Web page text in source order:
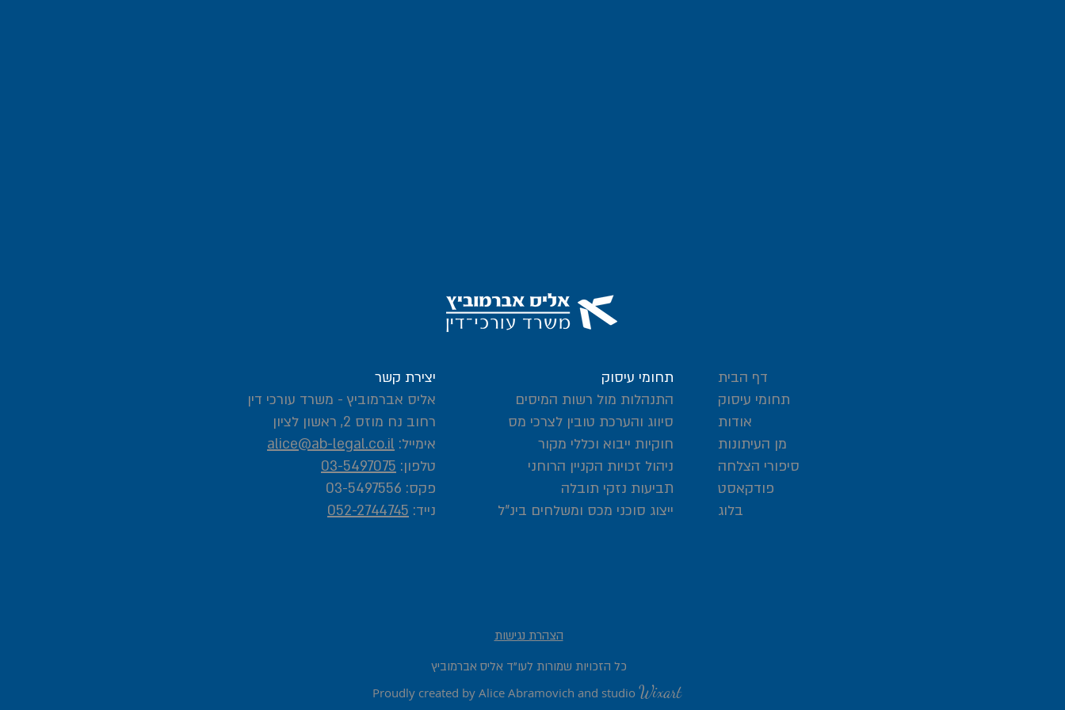
יצירת קשר
אליס אברמוביץ - משרד עורכי דין
רחוב נח מוזס 2, ראשון לציון
אימייל: alice@ab-legal.co.il
טלפון: 03-5497075
פקס: 03-5497556
נייד: 052-2744745
תחומי עיסוק
התנהלות מול רשות המיסים
סיווג והערכת טובין לצרכי מס
חוקיות ייבוא וכללי מקור
ניהול זכויות הקניין הרוחני
תביעות נזקי תובלה
ייצוג סוכני מכס ומשלחים בינ"ל
דף הבית
תחומי עיסוק
אודות
מן העיתונות
סיפורי הצלחה
פודקאסט
בלוג
הצהרת נגישות
כל הזכויות שמורות לעו"ד אליס אברמוביץ
Proudly created by Alice Abramovich and studio Wixart